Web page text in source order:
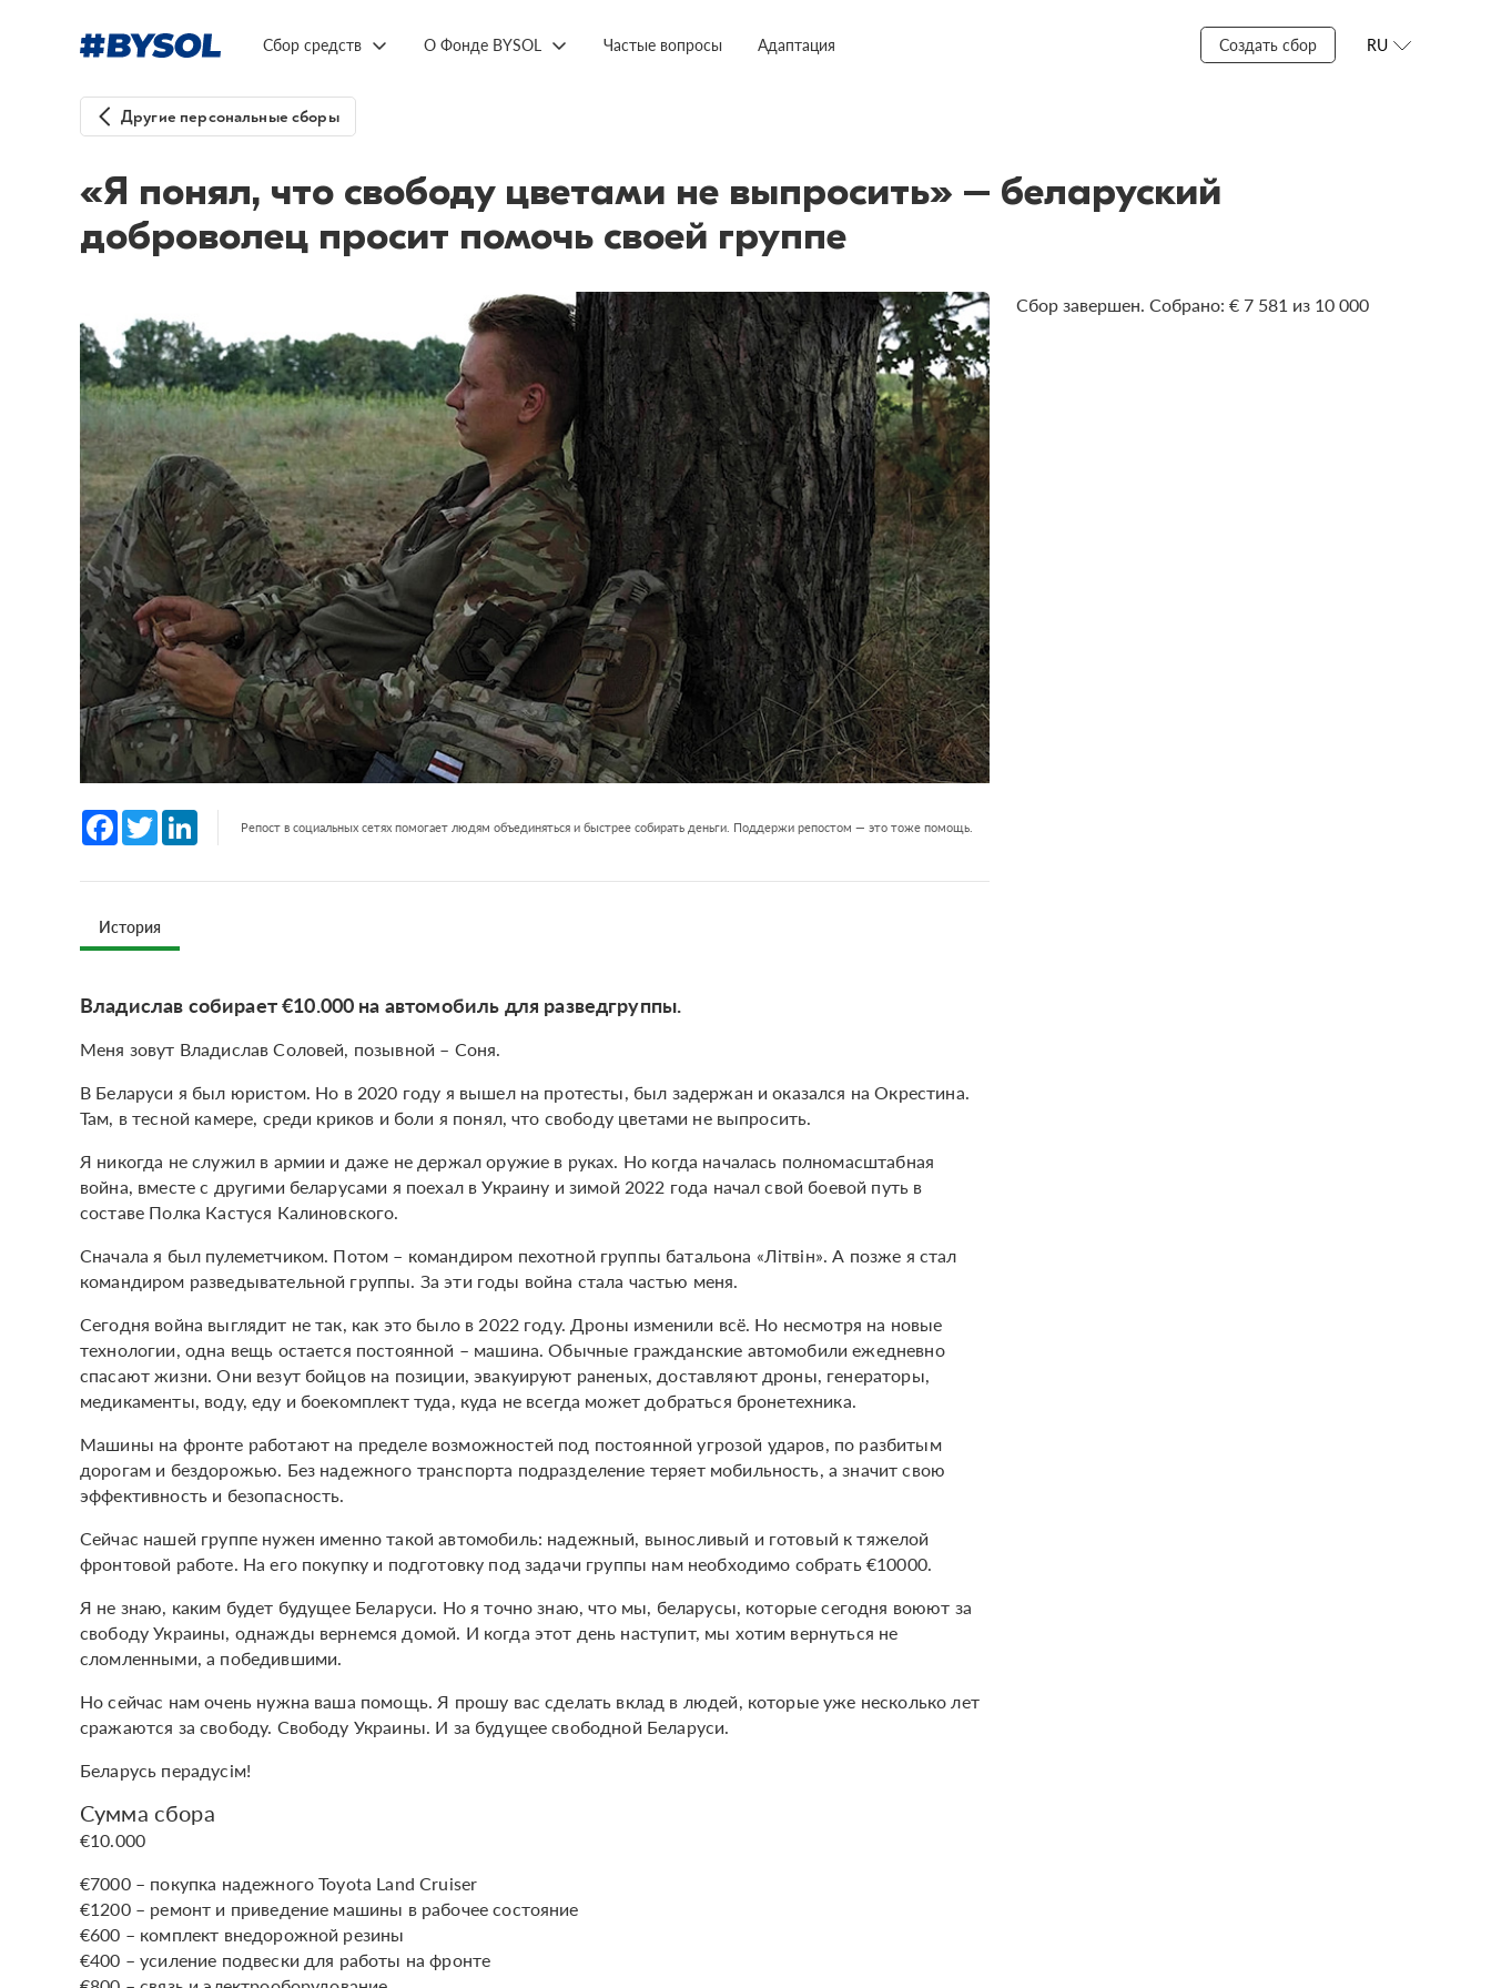
Сбор средств О Фонде BYSOL Частые вопросы Адаптация Создать сбор RU
Другие персональные сборы
«Я понял, что свободу цветами не выпросить» – беларуский
доброволец просит помочь своей группе
Facebook
Twitter LinkedInРепост в социальных сетях помогает людям объединяться и быстрее собирать деньги. Поддержи репостом — это тоже помощь.
История
Владислав собирает €10.000 на автомобиль для разведгруппы.
Меня зовут Владислав Соловей, позывной – Соня.
В Беларуси я был юристом. Но в 2020 году я вышел на протесты, был задержан и оказался на Окрестина.
Там, в тесной камере, среди криков и боли я понял, что свободу цветами не выпросить.
Я никогда не служил в армии и даже не держал оружие в руках. Но когда началась полномасштабная
война, вместе с другими беларусами я поехал в Украину и зимой 2022 года начал свой боевой путь в
составе Полка Кастуся Калиновского.
Сначала я был пулеметчиком. Потом – командиром пехотной группы батальона «Літвін». А позже я стал
командиром разведывательной группы. За эти годы война стала частью меня.
Сегодня война выглядит не так, как это было в 2022 году. Дроны изменили всё. Но несмотря на новые
технологии, одна вещь остается постоянной – машина. Обычные гражданские автомобили ежедневно
спасают жизни. Они везут бойцов на позиции, эвакуируют раненых, доставляют дроны, генераторы,
медикаменты, воду, еду и боекомплект туда, куда не всегда может добраться бронетехника.
Машины на фронте работают на пределе возможностей под постоянной угрозой ударов, по разбитым
дорогам и бездорожью. Без надежного транспорта подразделение теряет мобильность, а значит свою
эффективность и безопасность.
Сейчас нашей группе нужен именно такой автомобиль: надежный, выносливый и готовый к тяжелой
фронтовой работе. На его покупку и подготовку под задачи группы нам необходимо собрать €10000.
Я не знаю, каким будет будущее Беларуси. Но я точно знаю, что мы, беларусы, которые сегодня воюют за
свободу Украины, однажды вернемся домой. И когда этот день наступит, мы хотим вернуться не
сломленными, а победившими.
Но сейчас нам очень нужна ваша помощь. Я прошу вас сделать вклад в людей, которые уже несколько лет
сражаются за свободу. Свободу Украины. И за будущее свободной Беларуси.
Беларусь перадусім!
Сумма сбора
€10.000
€7000 – покупка надежного Toyota Land Cruiser
€1200 – ремонт и приведение машины в рабочее состояние
€600 – комплект внедорожной резины
€400 – усиление подвески для работы на фронте
Сбор завершен. Собрано: € 7 581 из 10 000